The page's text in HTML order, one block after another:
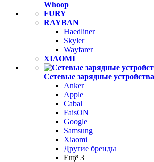
Whoop
FURY
RAYBAN
Haedliner
Skyler
Wayfarer
XIAOMI
Сетевые зарядные устройства
Anker
Apple
Cabal
FaisON
Google
Samsung
Xiaomi
Другие бренды
Ещё 3